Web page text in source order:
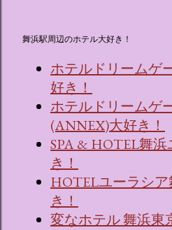
舞浜駅周辺のホテル大好き！
ホテルドリームゲ
好き！
ホテルドリームゲ
(ANNEX)大好き！
SPA & HOTEL舞
き！
HOTELユーラシ
き！
変なホテル 舞浜東